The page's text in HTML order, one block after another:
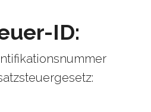
ID: